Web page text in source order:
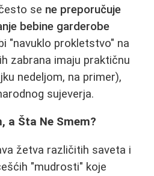
se ne preporučuje
bebine garderobe
"navuklo prokletstvo" na
zabrana imaju praktičnu
nedeljom, na primer),
sujeverja.
a Šta Ne Smem?
žetva različitih saveta i
"mudrosti" koje